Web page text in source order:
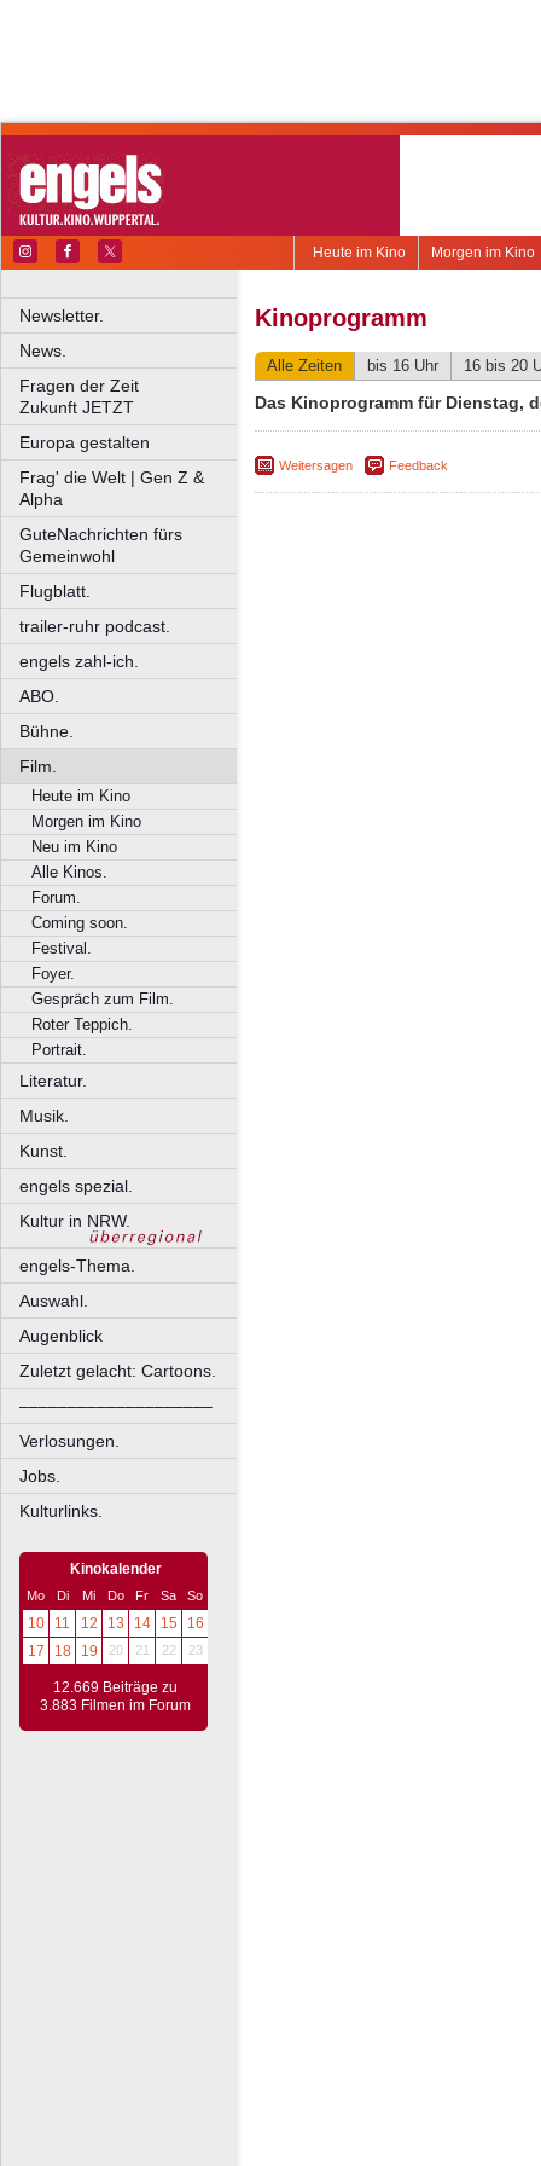
Morgen im Kino
Heute im Kino
Newsletter.
News.
Fragen der Zeit
Zukunft JETZT
Europa gestalten
Frag' die Welt | Gen Z &
Alpha
GuteNachrichten fürs
Gemeinwohl
Flugblatt.
trailer-ruhr podcast.
engels zahl-ich.
ABO.
Bühne.
Film.
Heute im Kino
Morgen im Kino
Neu im Kino
Alle Kinos.
Forum.
Coming soon.
Festival.
Foyer.
Gespräch zum Film.
Roter Teppich.
Portrait.
Literatur.
Musik.
Kunst.
engels spezial.
Kultur in NRW.
engels-Thema.
Auswahl.
Augenblick
Zuletzt gelacht: Cartoons.
––––––––––––––––––––
Verlosungen.
Jobs.
Kulturlinks.
Kinokalender
Mo Di Mi Do Fr Sa So
10 11 12 13 14 15
16
17
18 19 20 21 22 23
12.669 Beiträge zu
3.883 Filmen im Forum
Kinoprogramm
Alle Zeiten bis 16 Uhr 16 bis 20
Das Kinoprogramm für Dienstag,
Weitersagen Feedback